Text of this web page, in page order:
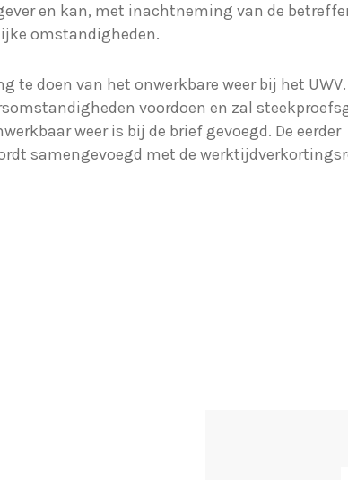
en kan, met inachtneming van de
omstandigheden.
doen van het onwerkbare weer bij het UWV.
voordoen en zal
weer is bij de brief gevoegd. De eerder
samengevoegd met de